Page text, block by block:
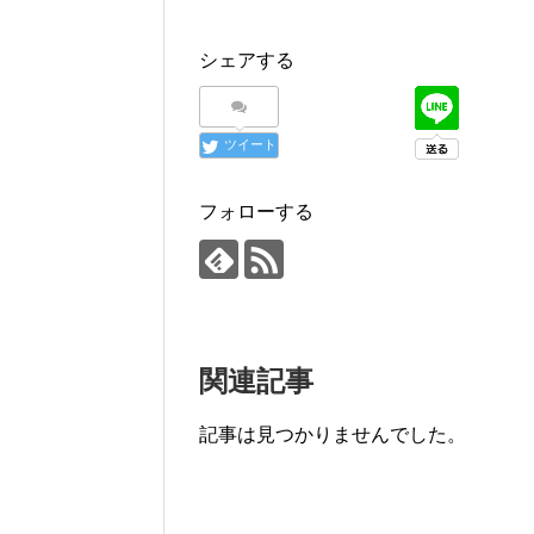
シェアする
ツイート
フォローする
関連記事
記事は見つかりませんでした。